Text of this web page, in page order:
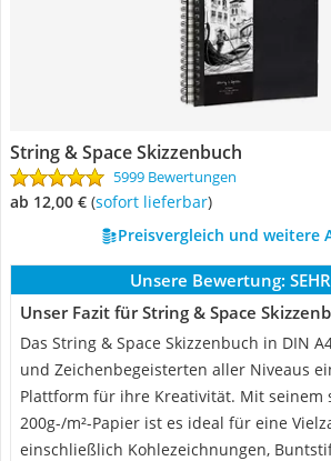
String & Space Skizzenbuch
5999 Bewertungen
ab 12,00 € ( Sofort lieferbar)
Preisvergleich und weitere
Unsere Bewertung:
Unser Fazit für String & Space
Das String & Space Skizzenbuch in DIN
und Zeichenbegeisterten aller Niveaus
Plattform für ihre Kreativität. Mit seinem
200g-/m²-Papier ist es ideal für eine
einschließlich Kohlezeichnungen,